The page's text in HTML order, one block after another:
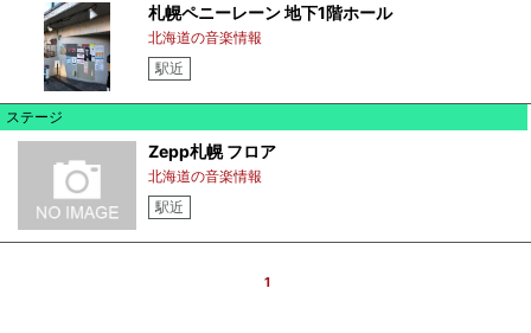
札幌ペニーレーン 地下1階ホール
北海道の音楽情報
駅近
ステージ
Zepp札幌 フロア
北海道の音楽情報
駅近
1